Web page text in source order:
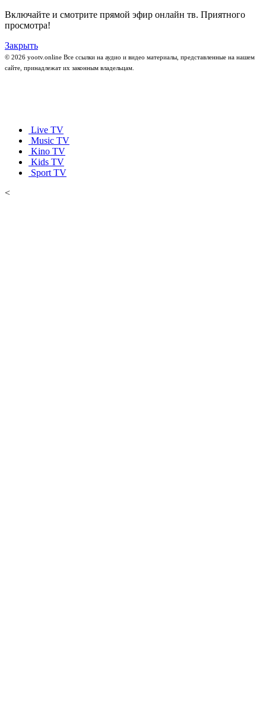
Включайте и смотрите прямой эфир онлайн тв. Приятного
просмотра!
Закрыть
© 2026 yootv.online Все ссылки на аудио и видео материалы, представленные на нашем
сайте, принадлежат их законным владельцам.
Live TV
Music TV
Kino TV
Kids TV
Sport TV
<